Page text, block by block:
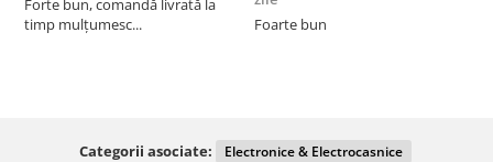
Forte bun, comandă livrată la
timp mulțumesc...
Foarte bun
Categorii asociate:
Electronice & Electrocasnice